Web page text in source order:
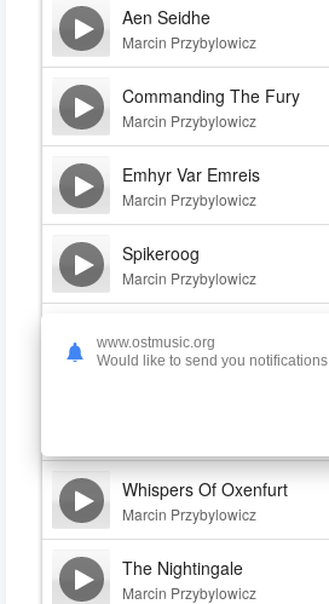
Aen Seidhe
Marcin Przybylowicz
Commanding The Fury
Marcin Przybylowicz
Emhyr Var Emreis
Marcin Przybylowicz
Spikeroog
Marcin Przybylowicz
King Bran's Final Voyage
Marcin Przybylowicz
Whispers Of Oxenfurt
Marcin Przybylowicz
The Nightingale
Marcin Przybylowicz
www.ostmusic.org
Would like to send you notifications